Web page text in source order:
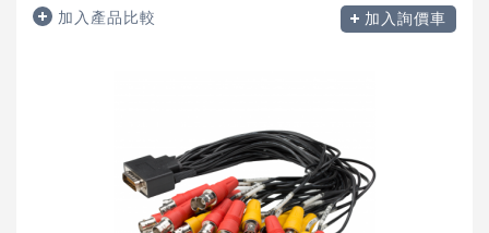
加入產品比較 加入詢價車